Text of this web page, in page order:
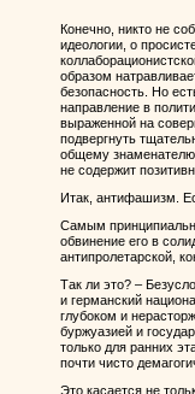
Конечно, никто не
идеологии, о
образом
безопасность. Но
направление в
выраженной на
подвергнуть
общему знаменателю
не содержит
Итак, антифашизм.
Самым
обвинение его в
антипролетарской,
Так ли это? –
и германский
глубоком и
буржуазией и
только для ранних
почти чисто
Это касается не